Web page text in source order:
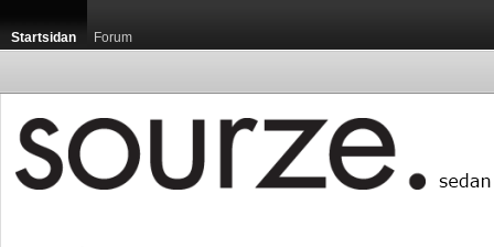
Startsidan Forum